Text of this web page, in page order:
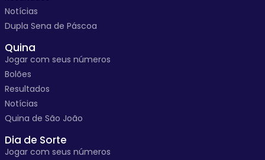
Notícias
Dupla Sena de Páscoa
Quina
Jogar com seus números
Bolões
Resultados
Notícias
Quina de São João
Dia de Sorte
Jogar com seus números